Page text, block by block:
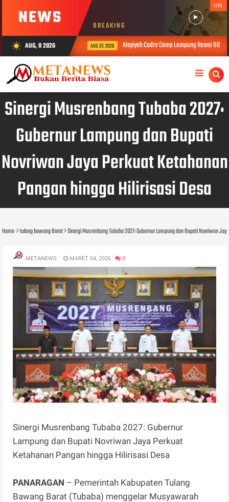
NEWS BREAKING
LIVE
wb_sunny AUG, 8 2026 AUG 07, 2026 Aisyiyah Cadre Camp Lampung Resmi
Sinergi Musrenbang Tubaba 2027:
Gubernur Lampung dan Bupati
Novriwan Jaya Perkuat Ketahanan
Pangan hingga Hilirisasi Desa
Home tulang bawang Barat Sinergi Musrenbang Tubaba 2027: Gubernur Lampung dan Bupati Novriwan
METANEWS MARET 04, 2026 0
Sinergi Musrenbang Tubaba 2027: Gubernur
Lampung dan Bupati Novriwan Jaya Perkuat
Ketahanan Pangan hingga Hilirisasi Desa
PANARAGAN – Pemerintah Kabupaten Tulang
Bawang Barat (Tubaba) menggelar Musyawarah